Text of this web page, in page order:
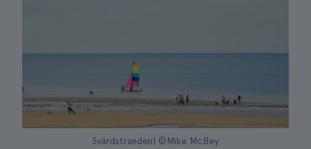
Svärdstranden| ©Mike McBey